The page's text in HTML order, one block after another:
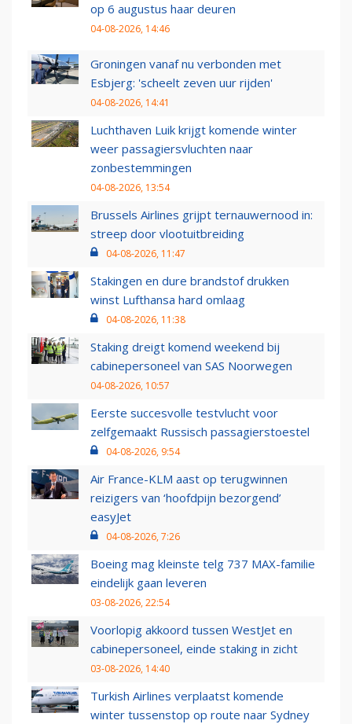
op 6 augustus haar deuren
04-08-2026, 14:46
Groningen vanaf nu verbonden met
Esbjerg: 'scheelt zeven uur rijden'
04-08-2026, 14:41
Luchthaven Luik krijgt komende winter
weer passagiersvluchten naar
zonbestemmingen
04-08-2026, 13:54
Brussels Airlines grijpt ternauwernood in:
streep door vlootuitbreiding
04-08-2026, 11:47
Stakingen en dure brandstof drukken
winst Lufthansa hard omlaag
04-08-2026, 11:38
Staking dreigt komend weekend bij
cabinepersoneel van SAS Noorwegen
04-08-2026, 10:57
Eerste succesvolle testvlucht voor
zelfgemaakt Russisch passagierstoestel
04-08-2026, 9:54
Air France-KLM aast op terugwinnen
reizigers van ‘hoofdpijn bezorgend’
easyJet
04-08-2026, 7:26
Boeing mag kleinste telg 737 MAX-familie
eindelijk gaan leveren
03-08-2026, 22:54
Voorlopig akkoord tussen WestJet en
cabinepersoneel, einde staking in zicht
03-08-2026, 14:40
Turkish Airlines verplaatst komende
winter tussenstop op route naar Sydney